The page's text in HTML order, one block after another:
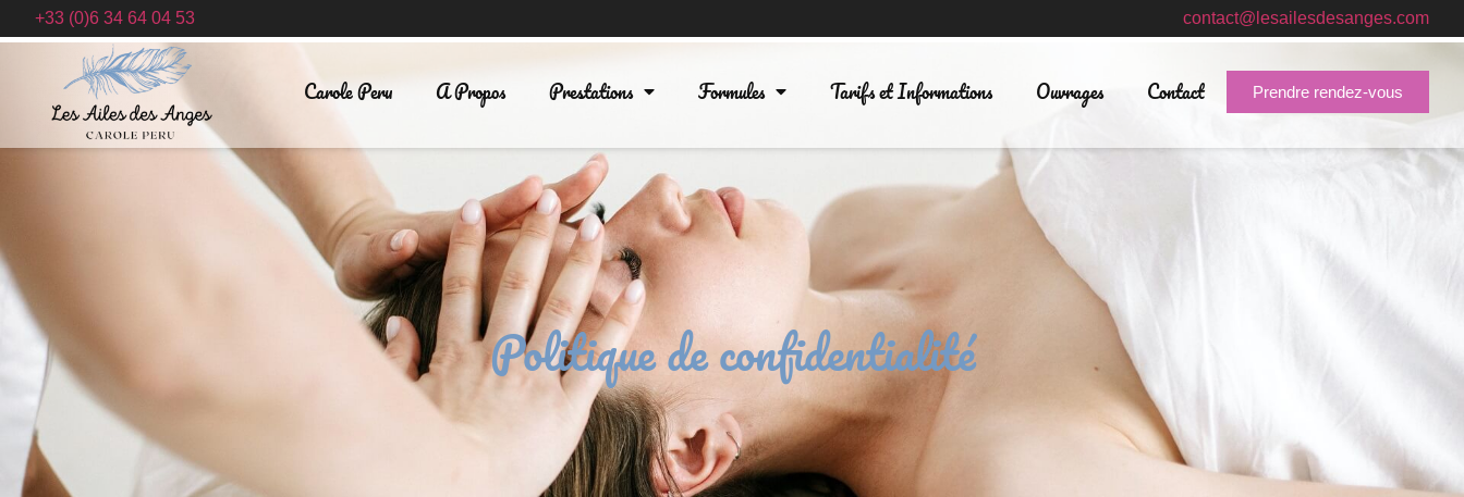
+33 (0)6 34 64 04 53 contact@lesailesdesanges.com
Carole Peru A Propos Prestations Formules Tarifs et Informations Ouvrages Contact Prendre rendez-vous
Politique de confidentialité